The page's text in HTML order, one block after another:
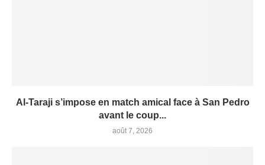
Al-Taraji s’impose en match amical face à San Pedro
avant le coup...
août 7, 2026